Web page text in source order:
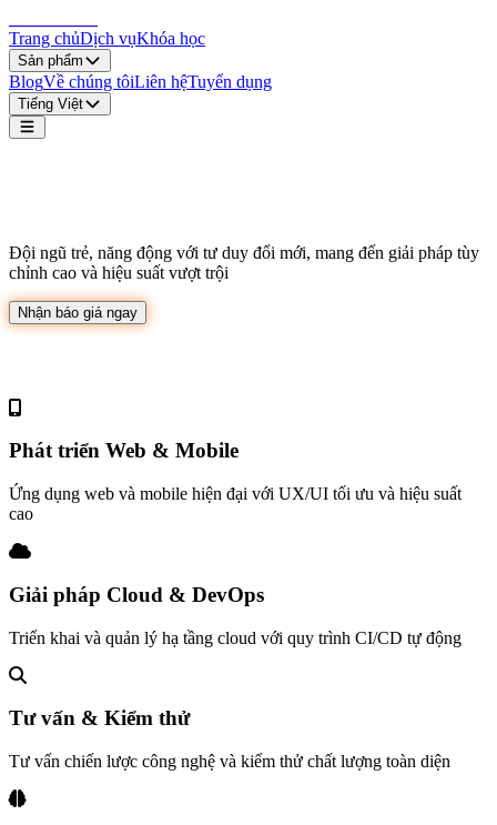
Trang chủDịch vụKhóa học
Sản phẩm
BlogVề chúng tôiLiên hệTuyển dụng
Tiếng Việt
Đội ngũ trẻ, năng động với tư duy đổi mới, mang đến giải pháp tùy
chỉnh cao và hiệu suất vượt trội
Nhận báo giá ngay
Phát triển Web & Mobile
Ứng dụng web và mobile hiện đại với UX/UI tối ưu và hiệu suất
cao
Giải pháp Cloud & DevOps
Triển khai và quản lý hạ tầng cloud với quy trình CI/CD tự động
Tư vấn & Kiểm thử
Tư vấn chiến lược công nghệ và kiểm thử chất lượng toàn diện